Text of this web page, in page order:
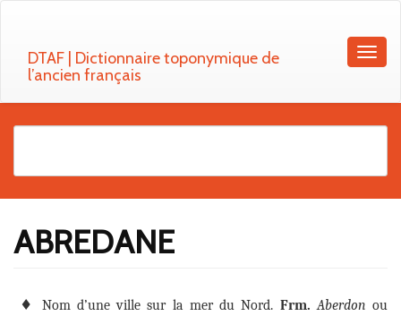
DTAF | Dictionnaire toponymique de
l’ancien français
ABREDANE
Nom d’une ville sur la mer du Nord
Aberdon